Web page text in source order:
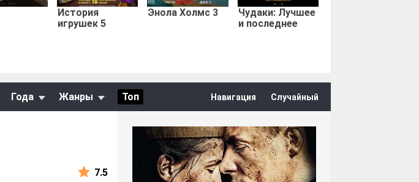
История
игрушек 5
Энола Холмс 3
Чудаки: Лучшее
и последнее
Года Жанры Топ Навигация Случайный
7.5